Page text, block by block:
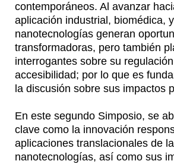
contemporáneos. Al avanzar
aplicación industrial, biomédica,
nanotecnologías generan
transformadoras, pero también
interrogantes sobre su
accesibilidad; por lo que es
la discusión sobre sus impactos
En este segundo Simposio, se
clave como la innovación
aplicaciones translacionales de
nanotecnologías, así como sus